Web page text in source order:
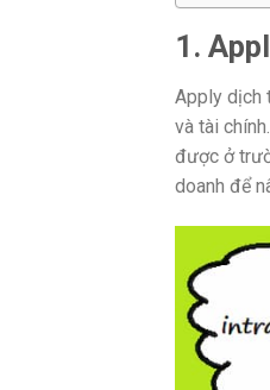
1.
Apply dịch
và tài
được ở
doanh để